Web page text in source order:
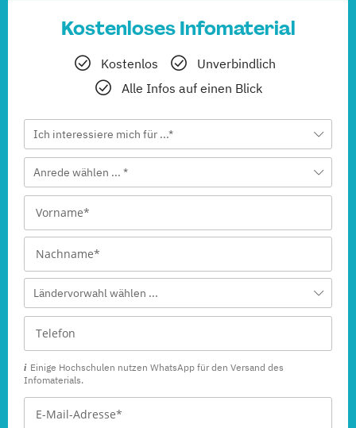
Marketing und digitale Medien
(Fernstudium)
Medienmanagement
Online Marketing
(Fernstudium)
Online-Marketing und E-Commerce
(Fernstudium)
Public Relations und Kommunikation
Social Media
Kostenloses Infomaterial
Kostenlos
Unverbindlich
Alle Infos auf einen Blick
Ich interessiere mich für ...*
Anrede wählen ... *
Ländervorwahl wählen ...
Einige Hochschulen nutzen WhatsApp für den Versand des
Infomaterials.